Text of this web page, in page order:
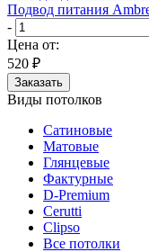
Подвод питания
-
Цена от:
520 ₽
Заказать
Виды потолков
Сатиновые
Матовые
Глянцевые
Фактурные
D-Premium
Cerutti
Clipso
Все потолки